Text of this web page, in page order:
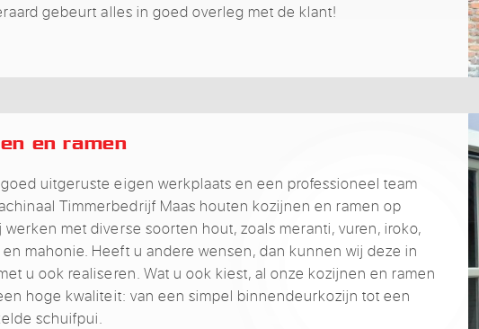
gebeurt alles in goed overleg met de klant!
en ramen
uitgeruste eigen werkplaats en een professioneel team
Timmerbedrijf Maas houten kozijnen en ramen op
werken met diverse soorten hout, zoals meranti, vuren, iroko,
mahonie. Heeft u andere wensen, dan kunnen wij deze in
u ook realiseren. Wat u ook kiest, al onze kozijnen en ramen
hoge kwaliteit: van een simpel binnendeurkozijn tot een
schuifpui.